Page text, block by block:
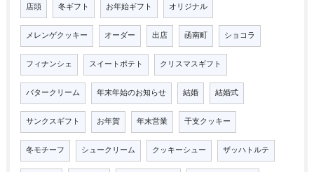
店頭 冬ギフト お年始ギフト オリジナル
メレンゲクッキー オーダー 出店 函南町 ショコラ
フィナンシェ スイートポテト クリスマスギフト
バタークリーム 年末年始のお知らせ 結婚 結婚式
サンクスギフト お年賀 年末営業 干支クッキー
冬モチーフ シュークリーム クッキーシュー ザッハトルテ